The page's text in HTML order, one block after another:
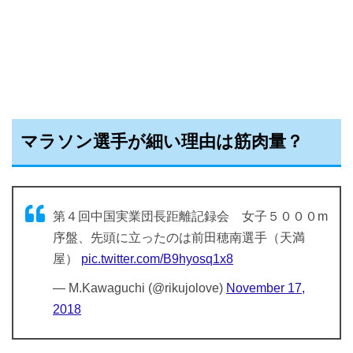
マラソン選手が細い理由は筋肉量？
第４回中国実業団長距離記録会 女子５０００m
序盤、先頭に立ったのは前田穂南選手（天満
屋） pic.twitter.com/B9hyosq1x8
— M.Kawaguchi (@rikujolove) November 17,
2018